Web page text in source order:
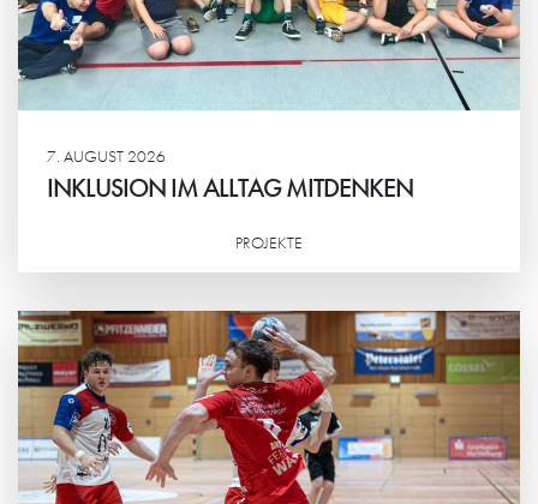
7. AUGUST 2026
INKLUSION IM ALLTAG MITDENKEN
PROJEKTE